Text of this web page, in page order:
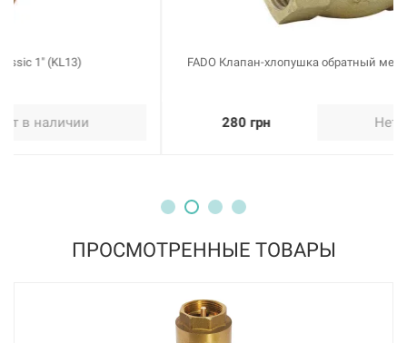
FADO Клапан-хлопушка обратный мембранный 3/4" (KL22)
280 грн Нет в наличии
ПРОСМОТРЕННЫЕ ТОВАРЫ